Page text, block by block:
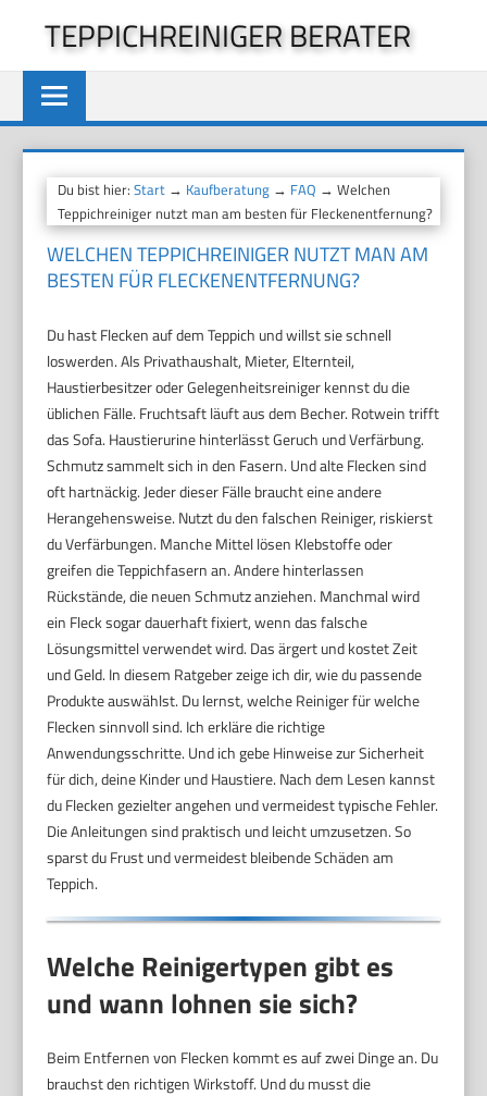
springen
TEPPICHREINIGER BERATER
Du bist hier:Start → Kaufberatung → FAQ → Welchen
Teppichreiniger nutzt man am besten für Fleckenentfernung?
WELCHEN TEPPICHREINIGER NUTZT MAN AM
BESTEN FÜR FLECKENENTFERNUNG?
Du hast Flecken auf dem Teppich und willst sie schnell
loswerden. Als Privathaushalt, Mieter, Elternteil,
Haustierbesitzer oder Gelegenheitsreiniger kennst du die
üblichen Fälle. Fruchtsaft läuft aus dem Becher. Rotwein trifft
das Sofa. Haustierurine hinterlässt Geruch und Verfärbung.
Schmutz sammelt sich in den Fasern. Und alte Flecken sind
oft hartnäckig. Jeder dieser Fälle braucht eine andere
Herangehensweise. Nutzt du den falschen Reiniger, riskierst
du Verfärbungen. Manche Mittel lösen Klebstoffe oder
greifen die Teppichfasern an. Andere hinterlassen
Rückstände, die neuen Schmutz anziehen. Manchmal wird
ein Fleck sogar dauerhaft fixiert, wenn das falsche
Lösungsmittel verwendet wird. Das ärgert und kostet Zeit
und Geld. In diesem Ratgeber zeige ich dir, wie du passende
Produkte auswählst. Du lernst, welche Reiniger für welche
Flecken sinnvoll sind. Ich erkläre die richtige
Anwendungsschritte. Und ich gebe Hinweise zur Sicherheit
für dich, deine Kinder und Haustiere. Nach dem Lesen kannst
du Flecken gezielter angehen und vermeidest typische Fehler.
Die Anleitungen sind praktisch und leicht umzusetzen. So
sparst du Frust und vermeidest bleibende Schäden am
Teppich.
Welche Reinigertypen gibt es
und wann lohnen sie sich?
Beim Entfernen von Flecken kommt es auf zwei Dinge an. Du
brauchst den richtigen Wirkstoff. Und du musst die